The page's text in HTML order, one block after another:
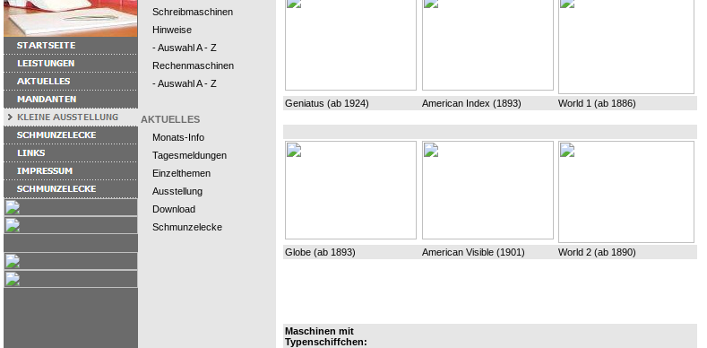
Schreibmaschinen
Hinweise
- Auswahl A - Z
Rechenmaschinen
- Auswahl A - Z
AKTUELLES
Monats-Info
Tagesmeldungen
Einzelthemen
Ausstellung
Download
Schmunzelecke
Geniatus (ab 1924) American Index (1893) World 1 (ab 1886)
Globe (ab 1893) American Visible (1901) World 2 (ab 1890)
Maschinen mit
Typenschiffchen: